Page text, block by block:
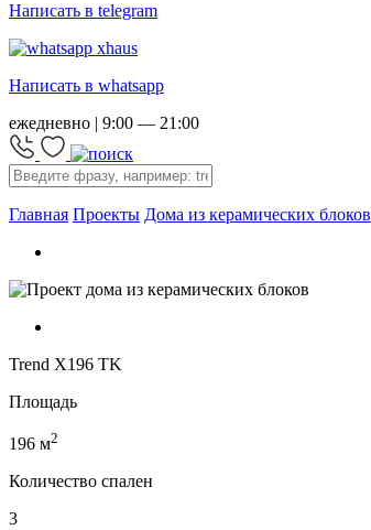
Написать в telegram
Написать в whatsapp
ежедневно | 9:00 — 21:00
Главная Проекты Дома из керамических блоков
Trend X196 TK
Площадь
196 м2
Количество спален
3